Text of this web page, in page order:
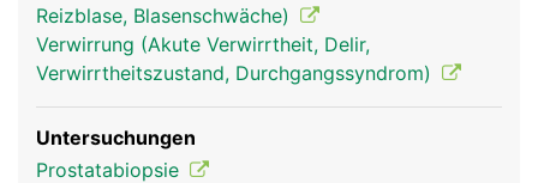
Reizblase, Blasenschwäche)
Verwirrung (Akute Verwirrtheit, Delir,
Verwirrtheitszustand, Durchgangssyndrom)
Untersuchungen
Prostatabiopsie